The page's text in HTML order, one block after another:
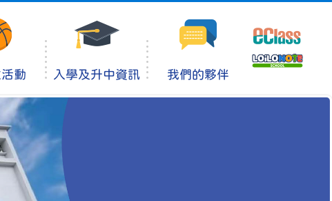
動 入學及升中資訊 我們的夥伴